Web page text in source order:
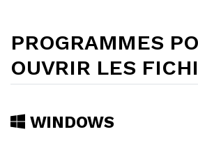
PROGRAMMES
OUVRIR LES
WINDOWS